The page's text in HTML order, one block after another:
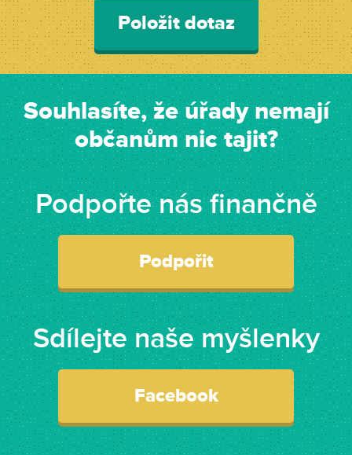
Položit dotaz
Souhlasíte, že úřady nemají
občanům nic tajit?
Podpořte nás finančně
Podpořit
Sdílejte naše myšlenky
Facebook